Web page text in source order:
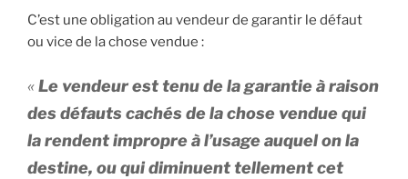
C’est une obligation au vendeur de garantir le défaut
ou vice de la chose vendue :
«Le vendeur est tenu de la garantie à raison
des défauts cachés de la chose vendue qui
la rendent impropre à l’usage auquel on la
destine, ou qui diminuent tellement cet